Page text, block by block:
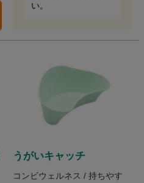
い。
うがいキャッチ
コンビウェルネス / 持ちやす